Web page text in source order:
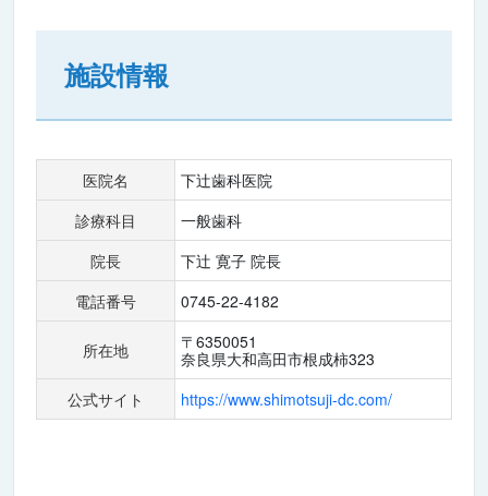
施設情報
医院名
下辻歯科医院
診療科目
一般歯科
院長
下辻 寛子 院長
電話番号
0745-22-4182
所在地
〒6350051
奈良県大和高田市根成柿323
公式サイト
https://www.shimotsuji-dc.com/